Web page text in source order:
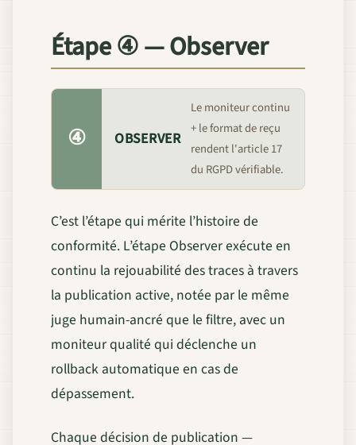
Étape ④ — Observer
④ OBSERVER
Le moniteur continu
+ le format de reçu
rendent l'article 17
du RGPD vérifiable.
C’est l’étape qui mérite l’histoire de
conformité. L’étape Observer exécute en
continu la rejouabilité des traces à travers
la publication active, notée par le même
juge humain-ancré que le filtre, avec un
moniteur qualité qui déclenche un
rollback automatique en cas de
dépassement.
Chaque décision de publication —